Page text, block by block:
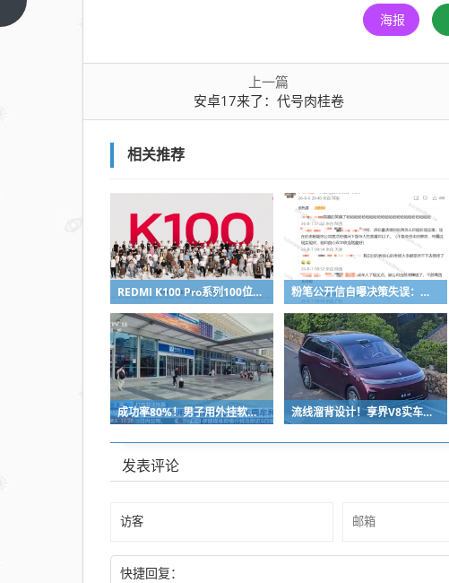
海报
上一篇
安卓17来了：代号肉桂卷
相关推荐
REDMI K100 Pro系列100位工程师代表亮相：设计、工程K90原班人马操刀 粉笔公开信自曝决策失误：承认鸡贼 蹭热度 舍不得成本想多收钱
成功率80%！男子用外挂软件抢12306火车票：牟利2万多被判刑 流线溜背设计！享界V8实车亮相：增程版最大续航339km
发表评论
快捷回复：